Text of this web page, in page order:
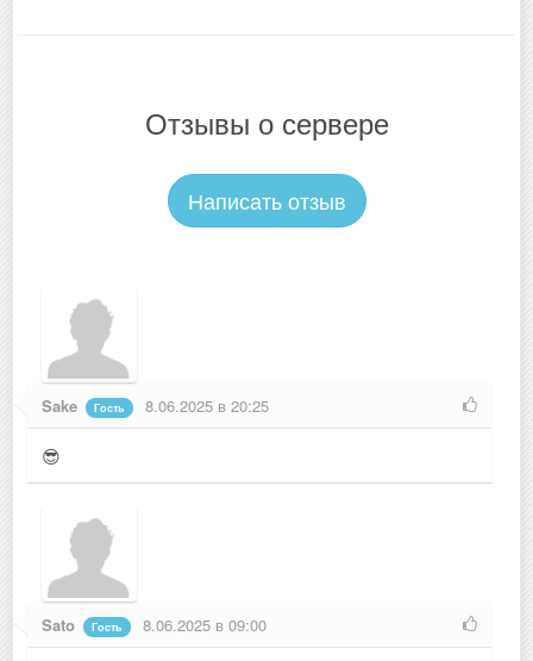
Отзывы о сервере
Написать отзыв
Sake Гость 8.06.2025 в 20:25
😎
Sato Гость 8.06.2025 в 09:00